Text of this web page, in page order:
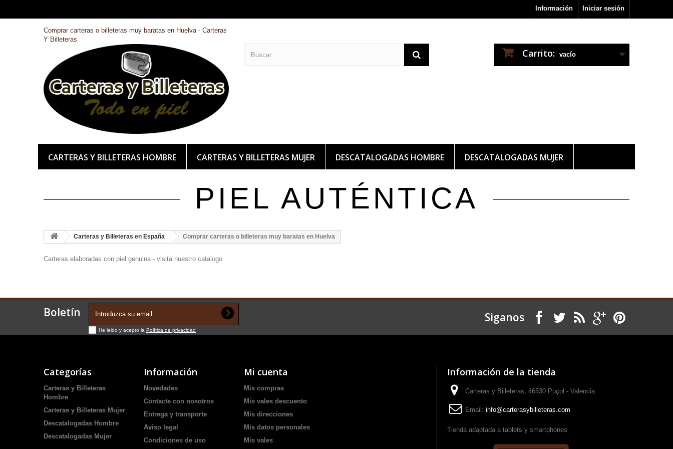
Iniciar sesión
Información
Comprar carteras o billeteras muy baratas en Huelva - Carteras
Y Billeteras
Carrito: vacío
CARTERAS Y BILLETERAS HOMBRE CARTERAS Y BILLETERAS MUJER DESCATALOGADAS HOMBRE DESCATALOGADAS MUJER
PIEL AUTÉNTICA
Carteras y Billeteras en España Comprar carteras o billeteras muy baratas en Huelva
Carteras elaboradas con piel genuina - visita nuestro catalogo
Boletín
He leido y acepto la Política de privacidad
Siganos
Categorías
Carteras y Billeteras
Hombre
Carteras y Billeteras Mujer
Descatalogadas Hombre
Descatalogadas Mujer
Información
Novedades
Contacte con nosotros
Entrega y transporte
Aviso legal
Condiciones de uso
Mi cuenta
Mis compras
Mis vales descuento
Mis direcciones
Mis datos personales
Mis vales
Información de la tienda
Carteras y Billeteras, 46530 Puçol - Valencia
Email: info@carterasybilleteras.com
Tienda adaptada a tablets y smartphones